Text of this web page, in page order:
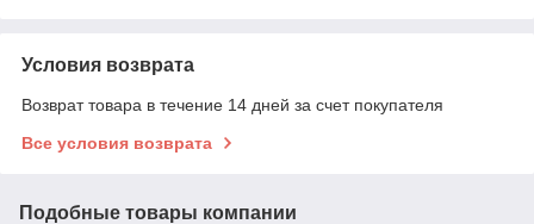
Условия возврата
Возврат товара в течение 14 дней за счет покупателя
Все условия возврата
Подобные товары компании